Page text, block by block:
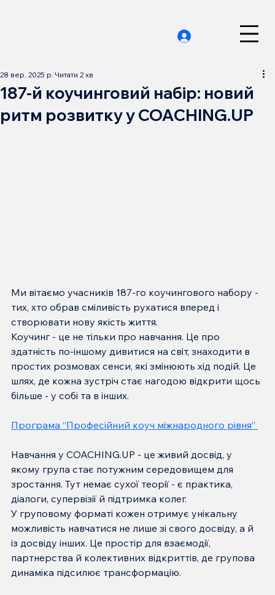
187-й коучинговий набір: новий
ритм розвитку у COACHING.UP
28 вер. 2025 р. Читати 2 хв
Ми вітаємо учасників 187-го коучингового набору -
тих, хто обрав сміливість рухатися вперед і
створювати нову якість життя.
Коучинг - це не тільки про навчання. Це про
здатність по-іншому дивитися на світ, знаходити в
простих розмовах сенси, які змінюють хід подій. Це
шлях, де кожна зустріч стає нагодою відкрити щось
більше - у собі та в інших.
Програма “Професійний коуч міжнародного рівня”
Навчання у COACHING.UP - це живий досвід, у
якому група стає потужним середовищем для
зростання. Тут немає сухої теорії - є практика,
діалоги, супервізії й підтримка колег.
У груповому форматі кожен отримує унікальну
можливість навчатися не лише зі свого досвіду, а й
із досвіду інших. Це простір для взаємодії,
партнерства й колективних відкриттів, де групова
динаміка підсилює трансформацію.